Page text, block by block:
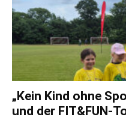
„Kein Kind ohne
und der FIT&FUN-